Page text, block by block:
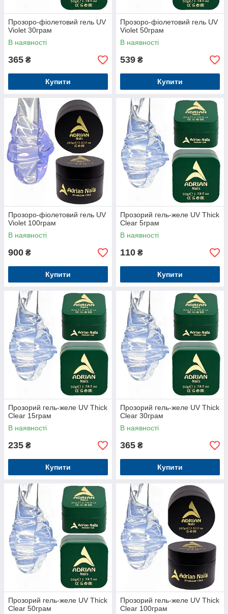
Прозоро-фіолетовий гель UV
Violet 30грам
В наявності
365 ₴
Купити
Прозоро-фіолетовий гель UV
Violet 50грам
В наявності
539 ₴
Купити
Прозоро-фіолетовий гель UV
Violet 100грам
В наявності
900 ₴
Купити
Прозорий гель-желе UV Thick
Clear 5грам
В наявності
110 ₴
Купити
Прозорий гель-желе UV Thick
Clear 15грам
В наявності
235 ₴
Купити
Прозорий гель-желе UV Thick
Clear 30грам
В наявності
365 ₴
Купити
Прозорий гель-желе UV Thick
Clear 50грам
Прозорий гель-желе UV Thick
Clear 100грам